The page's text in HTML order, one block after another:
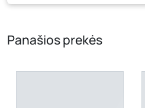
kaina, kuri galioja pirkimo metu.
Panašios prekės